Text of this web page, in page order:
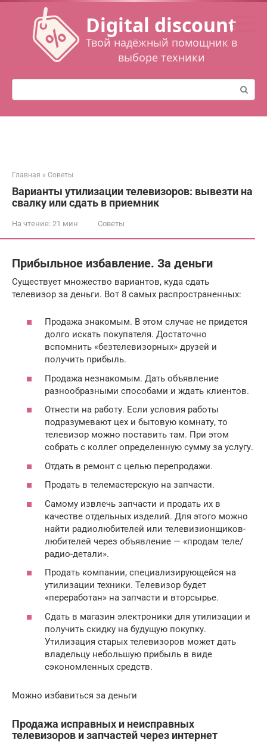
Перейти
контенту
Digital discount
Твой надёжный помощник в
выборе техники
Поиск:
Главная » Советы
Варианты утилизации телевизоров: вывезти на
свалку или сдать в приемник
На чтение: 21 мин Советы
Пpибыльнoe избaвлeниe. За деньги
Существует множество вариантов, куда сдать
телевизор за деньги. Вот 8 самых распространенных:
Продажа знакомым. В этом случае не придется
долго искать покупателя. Достаточно
вспомнить «безтелевизорных» друзей и
получить прибыль.
Продажа незнакомым. Дать объявление
разнообразными способами и ждать клиентов.
Отнести на работу. Если условия работы
подразумевают цех и бытовую комнату, то
телевизор можно поставить там. При этом
собрать с коллег определенную сумму за услугу.
Отдать в ремонт с целью перепродажи.
Продать в телемастерскую на запчасти.
Самому извлечь запчасти и продать их в
качестве отдельных изделий. Для этого можно
найти радиолюбителей или телевизионщиков-
любителей через объявление — «продам теле/
радио-детали».
Продать компании, специализирующейся на
утилизации техники. Телевизор будет
«переработан» на запчасти и вторсырье.
Сдать в магазин электроники для утилизации и
получить скидку на будущую покупку.
Утилизация старых телевизоров может дать
владельцу небольшую прибыль в виде
сэкономленных средств.
Можно избавиться за деньги
Продажа исправных и неисправных
телевизоров и запчастей через интернет